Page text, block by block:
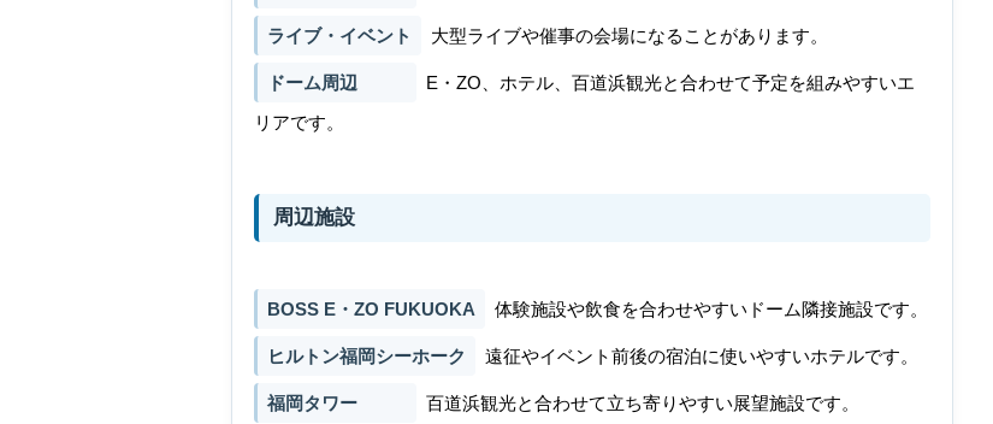
ライブ・イベント 大型ライブや催事の会場になることがあります。
ドーム周辺
E・ZO、ホテル、百道浜観光と合わせて予定を組みやすいエ
リアです。
周辺施設
BOSS E・ZO FUKUOKA 体験施設や飲食を合わせやすいドーム隣接施設です。
ヒルトン福岡シーホーク 遠征やイベント前後の宿泊に使いやすいホテルです。
福岡タワー 百道浜観光と合わせて立ち寄りやすい展望施設です。